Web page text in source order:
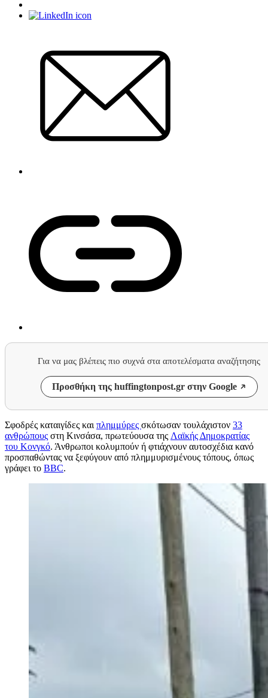
Για να μας βλέπεις πιο συχνά στα αποτελέσματα αναζήτησης
Προσθήκη της huffingtonpost.gr στην Google
Σφοδρές καταιγίδες και πλημμύρες σκότωσαν τουλάχιστον 33
ανθρώπους στη Κινσάσα, πρωτεύουσα της Λαϊκής Δημοκρατίας
του Κονγκό. Άνθρωποι κολυμπούν ή φτιάχνουν αυτοσχέδια κανό
προσπαθώντας να ξεφύγουν από πλημμυρισμένους τόπους, όπως
γράφει το BBC.